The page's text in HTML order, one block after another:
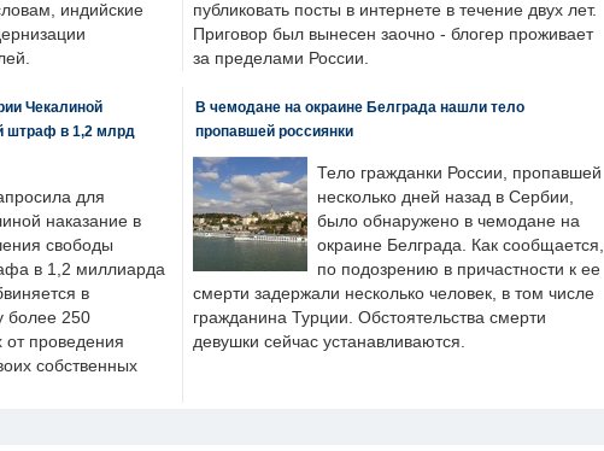
индийские
публиковать посты в интернете в течение двух лет.
Приговор был вынесен заочно - блогер проживает
за пределами России.
Чекалиной
штраф в 1,2 млрд
для
наказание в
свободы
в 1,2 миллиарда
в
более 250
проведения
собственных
В чемодане на окраине Белграда нашли тело
пропавшей россиянки
Тело гражданки России, пропавшей
несколько дней назад в Сербии,
было обнаружено в чемодане на
окраине Белграда. Как сообщается,
по подозрению в причастности к ее
смерти задержали несколько человек, в том числе
гражданина Турции. Обстоятельства смерти
девушки сейчас устанавливаются.